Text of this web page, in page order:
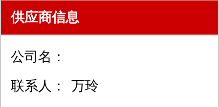
供应商信息
公司名：
联系人：
万玲